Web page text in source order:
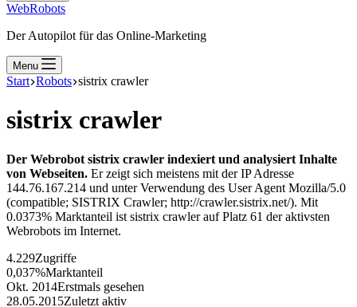
WebRobots
Der Autopilot für das Online-Marketing
Menu
Start Robots sistrix crawler
sistrix crawler
Der Webrobot sistrix crawler indexiert und analysiert Inhalte
von Webseiten. Er zeigt sich meistens mit der IP Adresse
144.76.167.214 und unter Verwendung des User Agent Mozilla/5.0
(compatible; SISTRIX Crawler; http://crawler.sistrix.net/). Mit
0.0373% Marktanteil ist sistrix crawler auf Platz 61 der aktivsten
Webrobots im Internet.
4.229Zugriffe
0,037%Marktanteil
Okt. 2014Erstmals gesehen
28.05.2015Zuletzt aktiv